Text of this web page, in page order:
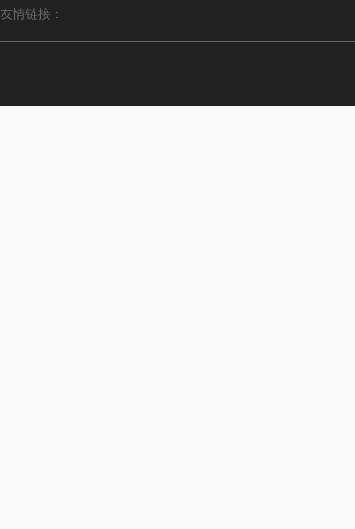
友情链接：